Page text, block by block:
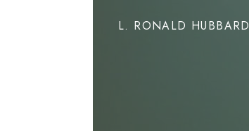
L. RONALD HUBBARD